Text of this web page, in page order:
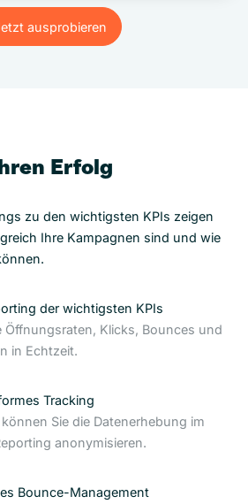
ausprobieren
ausprobieren
Erfolg
zu den wichtigsten KPIs zeigen
Ihre Kampagnen sind und wie
der wichtigsten KPIs
Öffnungsraten, Klicks, Bounces und
in Echtzeit.
Tracking
Sie die Datenerhebung im
anonymisieren.
Bounce-Management